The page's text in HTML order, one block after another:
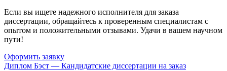
Если вы ищете надежного исполнителя для заказа
диссертации, обращайтесь к проверенным специалистам с
опытом и положительными отзывами. Удачи в вашем научном
пути!
Оформить заявку
Диплом Бэст — Кандидатские диссертации на заказ